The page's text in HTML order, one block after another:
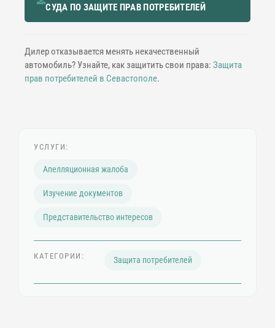
СУДА ПО ЗАЩИТЕ ПРАВ ПОТРЕБИТЕЛЕЙ
Дилер отказывается менять некачественный
автомобиль? Узнайте, как защитить свои права: Защита
прав потребителей в Севастополе.
УСЛУГИ:
Апелляционная жалоба
Изучение документов
Представительство интересов
КАТЕГОРИИ: Защита потребителей